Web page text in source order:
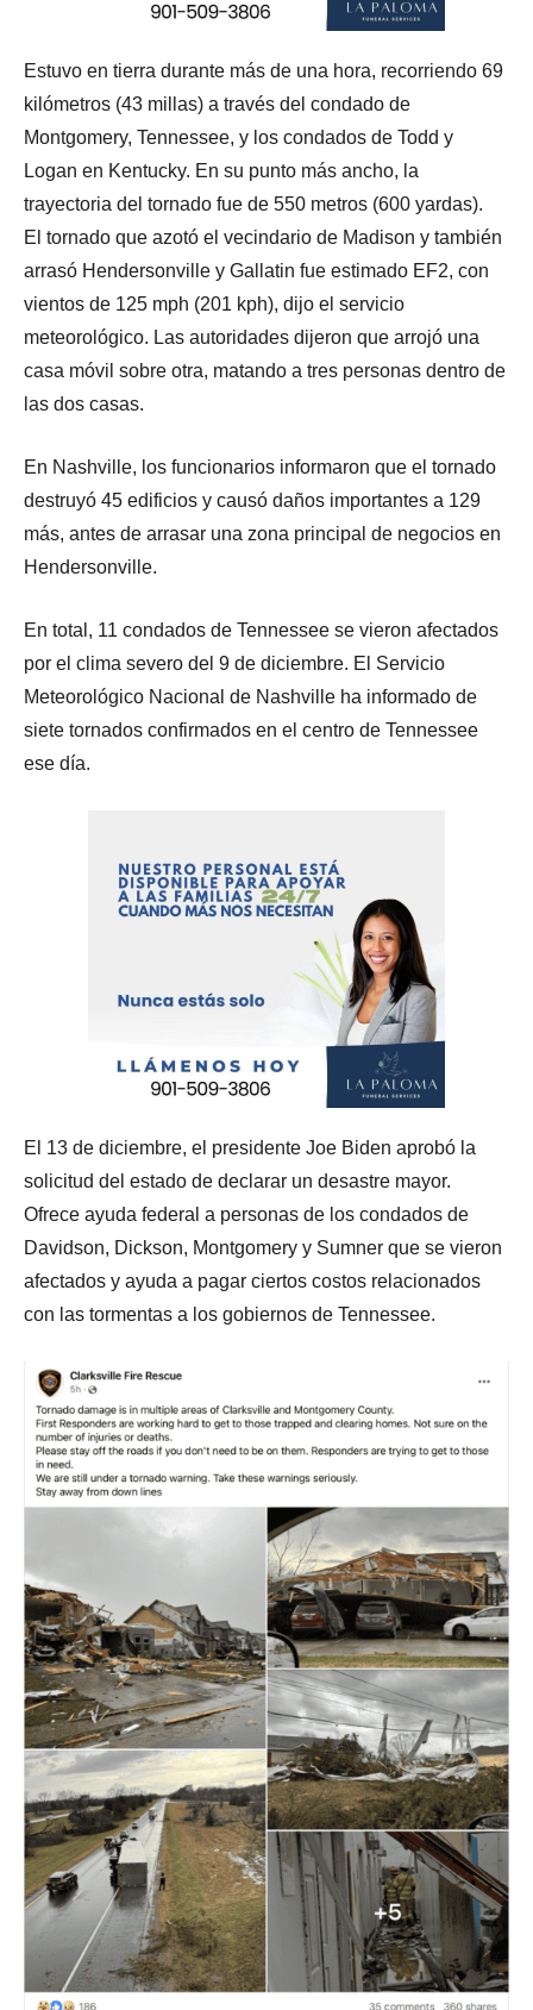
Estuvo en tierra durante más de una hora, recorriendo 69
kilómetros (43 millas) a través del condado de
Montgomery, Tennessee, y los condados de Todd y
Logan en Kentucky. En su punto más ancho, la
trayectoria del tornado fue de 550 metros (600 yardas).
El tornado que azotó el vecindario de Madison y también
arrasó Hendersonville y Gallatin fue estimado EF2, con
vientos de 125 mph (201 kph), dijo el servicio
meteorológico. Las autoridades dijeron que arrojó una
casa móvil sobre otra, matando a tres personas dentro de
las dos casas.
En Nashville, los funcionarios informaron que el tornado
destruyó 45 edificios y causó daños importantes a 129
más, antes de arrasar una zona principal de negocios en
Hendersonville.
En total, 11 condados de Tennessee se vieron afectados
por el clima severo del 9 de diciembre. El Servicio
Meteorológico Nacional de Nashville ha informado de
siete tornados confirmados en el centro de Tennessee
ese día.
El 13 de diciembre, el presidente Joe Biden aprobó la
solicitud del estado de declarar un desastre mayor.
Ofrece ayuda federal a personas de los condados de
Davidson, Dickson, Montgomery y Sumner que se vieron
afectados y ayuda a pagar ciertos costos relacionados
con las tormentas a los gobiernos de Tennessee.